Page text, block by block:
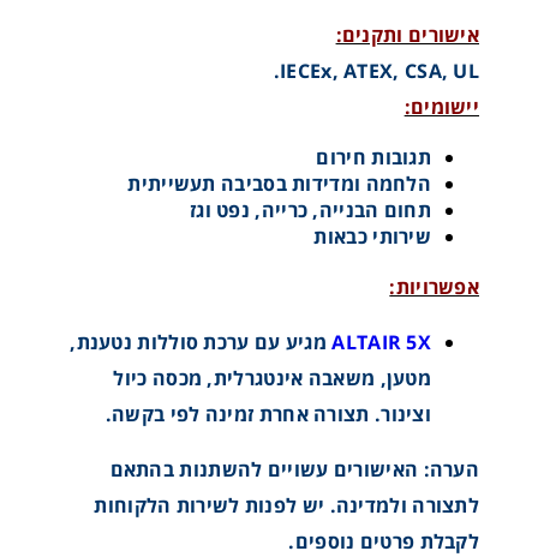
אישורים ותקנים:
IECEx, ATEX, CSA, UL.
יישומים:
תגובות חירום
הלחמה ומדידות בסביבה תעשייתית
תחום הבנייה, כרייה, נפט וגז
שירותי כבאות
אפשרויות:
ALTAIR 5Xמגיע עם ערכת סוללות נטענת,
מטען, משאבה אינטגרלית, מכסה כיול
וצינור. תצורה אחרת זמינה לפי בקשה.
הערה: האישורים עשויים להשתנות בהתאם
לתצורה ולמדינה. יש לפנות לשירות הלקוחות
לקבלת פרטים נוספים.
אוטומטית לבמפ טסט וכיול גלאי גזים ניידים